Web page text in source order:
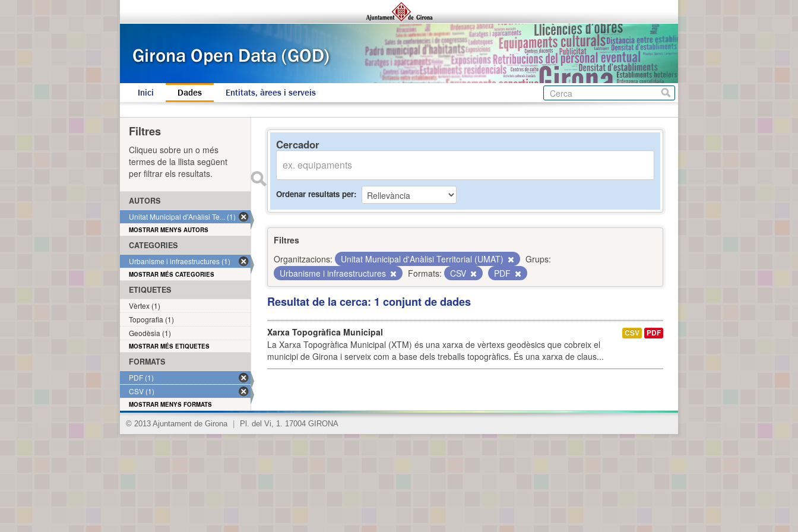
Inici Dades Entitats, àrees i serveis
Cercador
Ordenar resultats per
Filtres
Organitzacions:
Unitat Municipal d'Anàlisi Territorial (UMAT)
Grups:
Urbanisme i infraestructures
Formats: CSV PDF
Resultat de la cerca: 1 conjunt de dades
Xarxa Topogràfica Municipal
La Xarxa Topogràfica Municipal (XTM) és una xarxa de vèrtexs geodèsics que cobreix el
municipi de Girona i serveix com a base dels treballs topogràfics. És una xarxa de claus...
CSV PDF
Filtres
Cliqueu sobre un o més
termes de la llista següent
per filtrar els resultats.
AUTORS
Unitat Municipal d'Anàlisi Te... (1)
MOSTRAR MENYS AUTORS
CATEGORIES
Urbanisme i infraestructures (1)
MOSTRAR MÉS CATEGORIES
ETIQUETES
Vèrtex (1)
Topografia (1)
Geodèsia (1)
MOSTRAR MÉS ETIQUETES
FORMATS
PDF (1)
CSV (1)
MOSTRAR MENYS FORMATS
© 2013 Ajuntament de Girona Pl. del Vi, 1. 17004 GIRONA